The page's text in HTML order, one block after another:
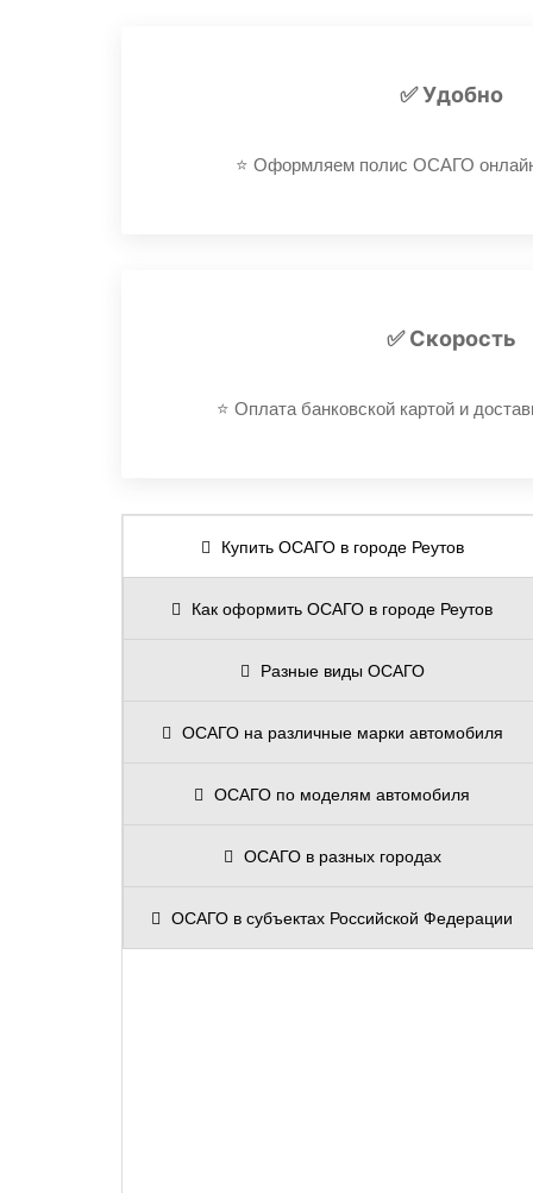
✅ Удобно
✅ Скорость
Купить ОСАГО в городе Реутов
Как оформить ОСАГО в городе Реутов
Разные виды ОСАГО
ОСАГО на различные марки автомобиля
ОСАГО по моделям автомобиля
ОСАГО в разных городах